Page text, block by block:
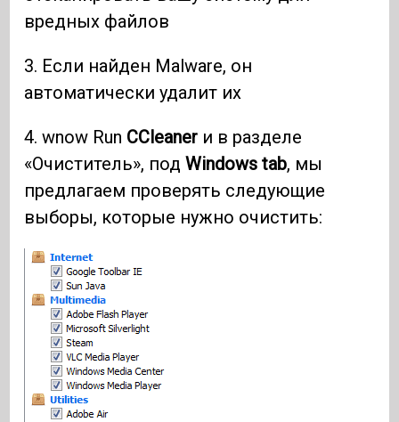
вредных файлов
3. Если найден Malware, он
автоматически удалит их
4. wnow Run CCleaner и в разделе
«Очиститель», подWindows tab, мы
предлагаем проверять следующие
выборы, которые нужно очистить: